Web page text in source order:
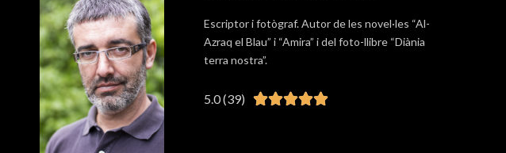
Escriptor i fotògraf. Autor de les novel·les “Al-
Azraq el Blau” i “Amira” i del foto-llibre “Diània
terra nostra”.
5.0 (39) Valorat